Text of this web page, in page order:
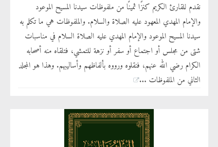
نقدم للقارئ الكريم كنزًا ثمينًا من ملفوظات سيدنا المسيح الموعود
والإمام المهدي المعهود عليه الصلاة والسلام. والملفوظات هي ما تكلم به
سيدنا المسيح الموعود والإمام المهدي عليه الصلاة السلام في مناسبات
شتى من مجلس أو اجتماع أو سفر أو نزهة للتمشي، فتلقاه منه أصحابه
الكرام رضي الله عنهم، فنقلوه ورووه بألفاظهم وأساليبهم. وهذا هو المجلد
الثاني من الملفوظات ...